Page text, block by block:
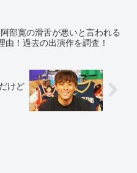
部寛の滑舌が悪いと言われる
由！過去の出演作を調査！
けど